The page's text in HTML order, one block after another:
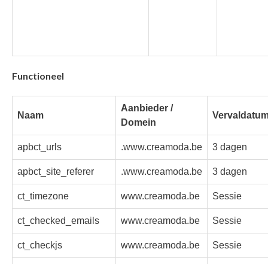
Functioneel
Naam
Aanbieder /
Domein
apbct_urls .www.creamoda.be 3 dagen
apbct_site_referer .www.creamoda.be 3 dagen
ct_timezone www.creamoda.be Sessie
ct_checked_emails www.creamoda.be Sessie
ct_checkjs www.creamoda.be Sessie